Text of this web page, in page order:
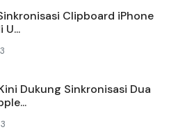
Clipboard iPhone
3
Dukung Sinkronisasi Dua
3